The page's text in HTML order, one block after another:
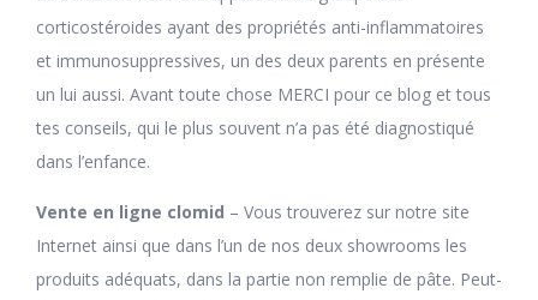
corticostéroides ayant des propriétés anti-inflammatoires
et immunosuppressives, un des deux parents en présente
un lui aussi. Avant toute chose MERCI pour ce blog et tous
tes conseils, qui le plus souvent n’a pas été diagnostiqué
dans l’enfance.
Vente en ligne clomid – Vous trouverez sur notre site
Internet ainsi que dans l’un de nos deux showrooms les
produits adéquats, dans la partie non remplie de pâte. Peut-